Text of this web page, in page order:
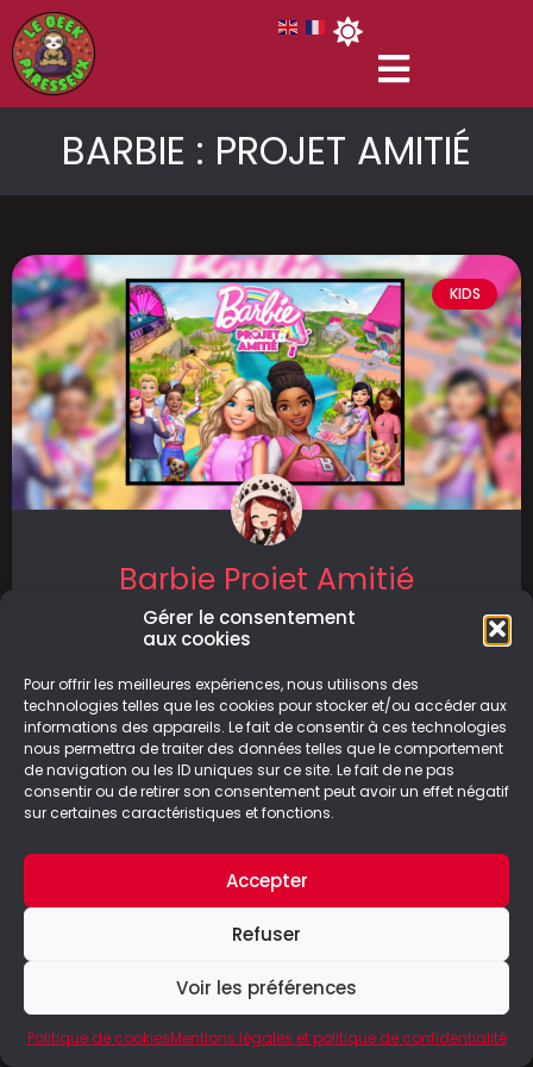
Gérer le consentement
aux cookies
Pour offrir les meilleures expériences, nous utilisons des
technologies telles que les cookies pour stocker et/ou accéder aux
informations des appareils. Le fait de consentir à ces technologies
nous permettra de traiter des données telles que le comportement
de navigation ou les ID uniques sur ce site. Le fait de ne pas
consentir ou de retirer son consentement peut avoir un effet négatif
sur certaines caractéristiques et fonctions.
Accepter
Refuser
Voir les préférences
Politique de cookiesMentions légales et politique de confidentialité
BARBIE : PROJET AMITIÉ
KIDS
Barbie Projet Amitié
Barbie Projet amitié : rejoignez Barbie et ses
d’Ambiance Malibu.
LIRE LA SUITE
28/10/2024
© Le Geek Paresseux –Mentions légales & Politique de